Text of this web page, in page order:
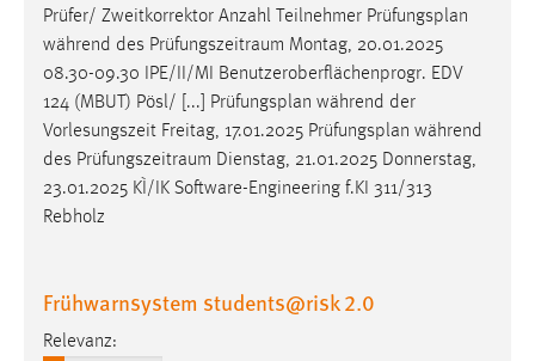
Prüfer/ Zweitkorrektor Anzahl Teilnehmer Prüfungsplan
während des Prüfungszeitraum Montag, 20.01.2025
08.30-09.30 IPE/II/MI Benutzeroberflächenprogr. EDV
124 (MBUT) Pösl/ [...] Prüfungsplan während der
Vorlesungszeit Freitag, 17.01.2025 Prüfungsplan während
des Prüfungszeitraum Dienstag, 21.01.2025 Donnerstag,
23.01.2025 KÌ/IK Software-Engineering f.KI 311/313
Rebholz
Frühwarnsystem students@risk 2.0
Relevanz: